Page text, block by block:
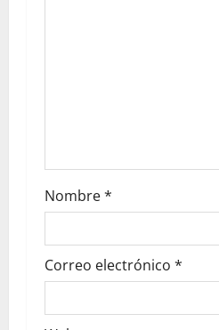
Nombre*
Correo electrónico *